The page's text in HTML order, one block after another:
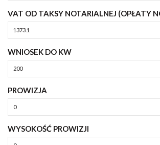
VAT OD TAKSY NOTARIALNEJ (OPŁATY
WNIOSEK DO KW
PROWIZJA
WYSOKOŚĆ PROWIZJI